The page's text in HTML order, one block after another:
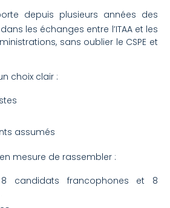
depuis plusieurs années des
les échanges entre l’ITAA et les
sans oublier le CSPE et
choix clair :
assumés
mesure de rassembler :
candidats francophones et 8